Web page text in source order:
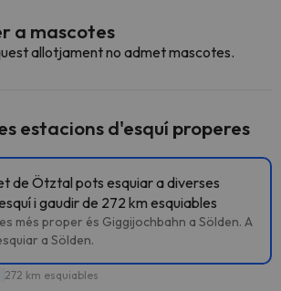
a mascotes
allotjament no admet mascotes.
estacions d'esquí properes
de Ötztal pots esquiar a diverses
i gaudir de 272 km esquiables
més proper és Giggijochbahn a Sölden. A
a Sölden.
272 km esquiables